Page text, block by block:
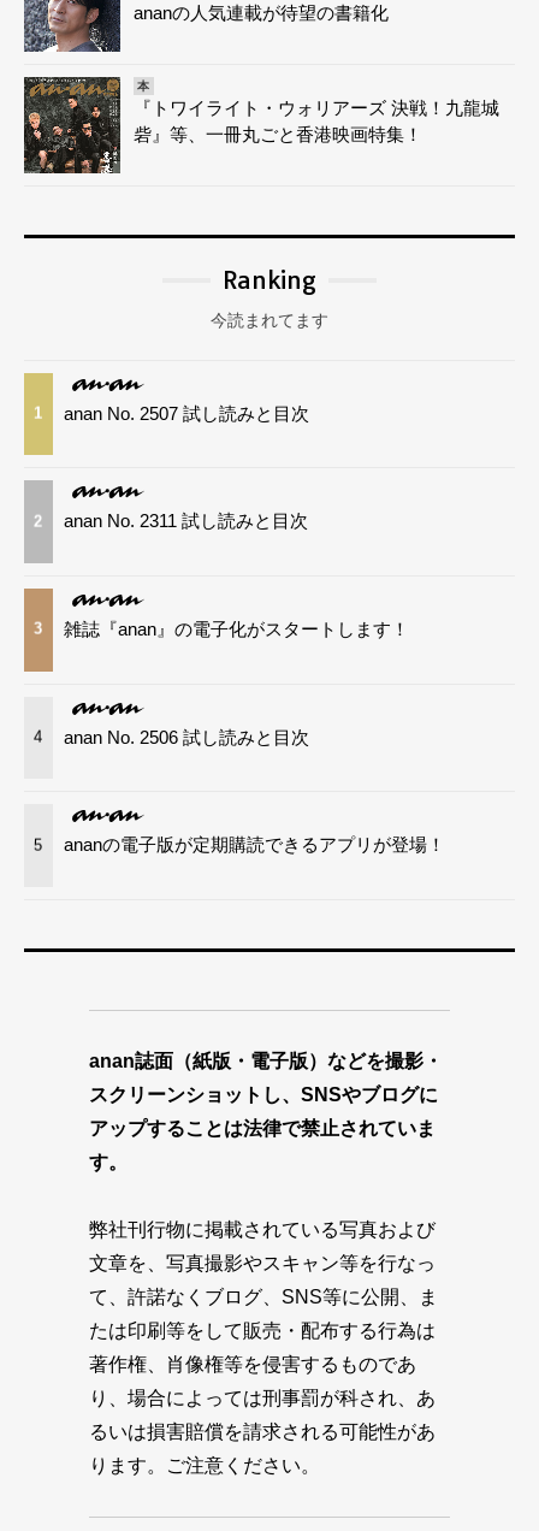
ananの人気連載が待望の書籍化
本
『トワイライト・ウォリアーズ 決戦！九龍城
砦』等、一冊丸ごと香港映画特集！
Ranking
今読まれてます
1 anan No. 2507 試し読みと目次
2 anan No. 2311 試し読みと目次
3 雑誌『anan』の電子化がスタートします！
4 anan No. 2506 試し読みと目次
5 ananの電子版が定期購読できるアプリが登場！
anan誌面（紙版・電子版）などを撮影・
スクリーンショットし、SNSやブログに
アップすることは法律で禁止されていま
す。
弊社刊行物に掲載されている写真および
文章を、写真撮影やスキャン等を行なっ
て、許諾なくブログ、SNS等に公開、ま
たは印刷等をして販売・配布する行為は
著作権、肖像権等を侵害するものであ
り、場合によっては刑事罰が科され、あ
るいは損害賠償を請求される可能性があ
ります。ご注意ください。